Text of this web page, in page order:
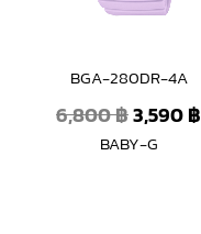
BGA-280DR-4A
6,800฿3,590฿
BABY-G